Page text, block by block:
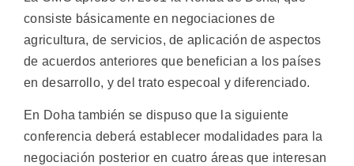
consiste básicamente en negociaciones de
agricultura, de servicios, de aplicación de aspectos
de acuerdos anteriores que benefician a los países
en desarrollo, y del trato especoal y diferenciado.
En Doha también se dispuso que la siguiente
conferencia deberá establecer modalidades para la
negociación posterior en cuatro áreas que interesan